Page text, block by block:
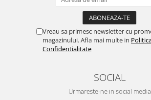
Vreau sa primesc newsletter cu
magazinului. Afla mai multe in
Confidentialitate
SOCIAL
Urmareste-ne in social media